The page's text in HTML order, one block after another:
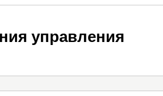
управления